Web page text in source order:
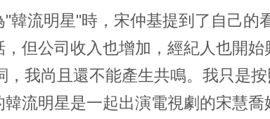
"韓流明星"時，宋仲基提到了自己的
，但公司收入也增加，經紀人也開始
，我尚且還不能產生共鳴。我只是
韓流明星是一起出演電視劇的宋慧